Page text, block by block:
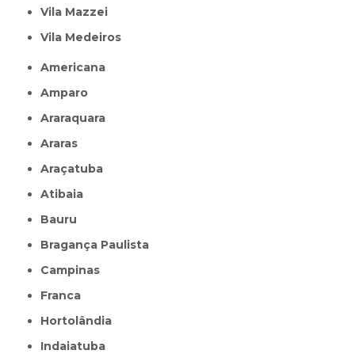
Vila Mazzei
Vila Medeiros
Americana
Amparo
Araraquara
Araras
Araçatuba
Atibaia
Bauru
Bragança Paulista
Campinas
Franca
Hortolândia
Indaiatuba